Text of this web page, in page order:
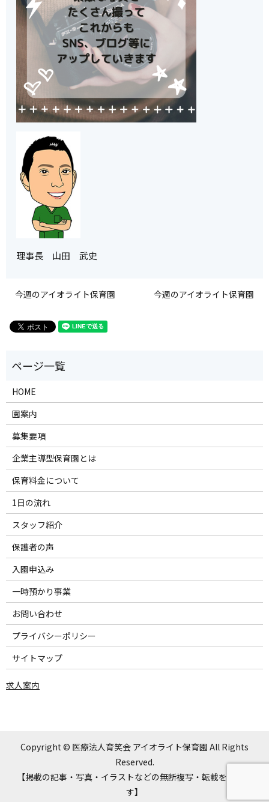
理事長 山田 武史
今週のアイオライト保育園 今週のアイオライト保育園
HOME
園案内
募集要項
企業主導型保育園とは
保育料金について
1日の流れ
スタッフ紹介
保護者の声
入園申込み
一時預かり事業
お問い合わせ
プライバシーポリシー
サイトマップ
求人案内
Copyright © 医療法人育笑会 アイオライト保育園 All Rights
Reserved.
【掲載の記事・写真・イラストなどの無断複写・転載を禁じま
す】